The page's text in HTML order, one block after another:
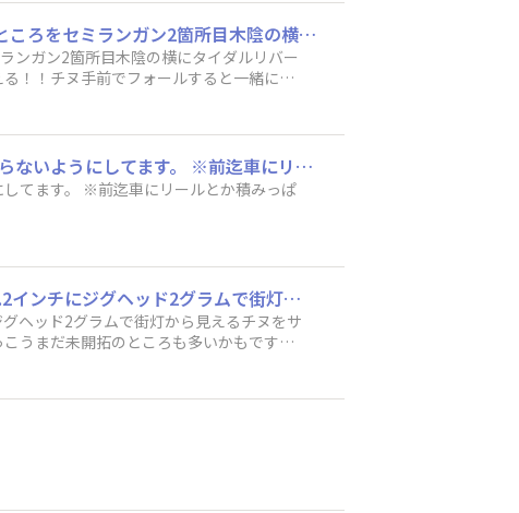
朝8時から子供と自宅近くにセミ取りに熱中症予防で45分と時間制限決めて木影があるところをセミランガン2箇所目木陰の横にタイダルリバーにチヌがたくさん泳いでる！！！思わず車からタックルをサイトでけっこう追いかけてくるのが見える！！チヌ手前でフォールすると一緒に追いかけて沈んでさらにリフトアップでパクリ40アップのチヌゲット5分釣行 子供たちと合わせてセミ3種とトンボとチヌで5種目達成でした。
ンガン2箇所目木陰の横にタイダルリバー
！！チヌ手前でフォールすると一緒に追
種とトンボとチヌで5種目達成でした。
自分は速乾性の服着てラッシュガードで日焼け防止して顔だけ日焼け止めして面倒にならないようにしてます。 ※前迄車にリールとか積みっぱなしでしたが最近では毎回降ろすようになりました。高額だと気持ちまで変わりますね。
か積みっぱ
夏は短時間夜釣り 自宅から車で3分近くのタイダルリバーでチニング ソードビーム2.2インチにジグヘッド2グラムで街灯から見えるチヌをサイトで約30分で35から45センチを7枚ゲット今年最高の釣果 最近チヌが増えてる気がするのでけっこうまだ未開拓のところも多いかもです。あと蚊よけは必須！
ヘッド2グラムで街灯から見えるチヌをサ
うまだ未開拓のところも多いかもです。